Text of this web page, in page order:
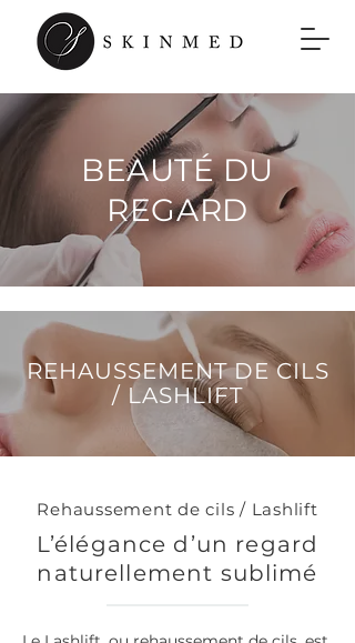
BEAUTÉ DU
REGARD
REHAUSSEMENT DE CILS
/ LASHLIFT
Rehaussement de cils / Lashlift
L’élégance d’un regard
naturellement sublimé